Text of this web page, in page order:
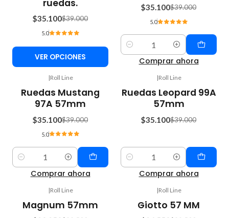
ruedas.
$35.100$39.000
5.0
VER OPCIONES
$35.100$39.000
5.0
Cantidad
Comprar ahora
OFF
|Roll Line
Ruedas Mustang
97A 57mm
$35.100$39.000
5.0
Cantidad
Comprar ahora
OFF
|Roll Line
Ruedas Leopard 99A
57mm
$35.100$39.000
Cantidad
Comprar ahora
OFF
|Roll Line
Magnum 57mm
|Roll Line
Giotto 57 MM